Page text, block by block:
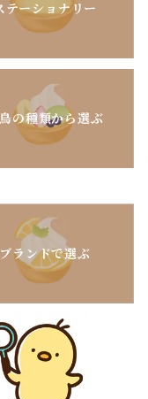
テーショナリー
の種類から選ぶ
ブランドで選ぶ